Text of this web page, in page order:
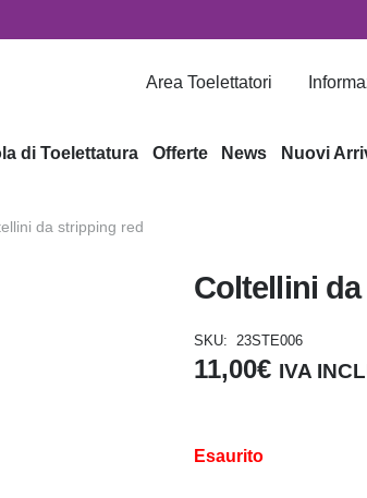
Area Toelettatori
di Toelettatura Offerte News Nuovi
da stripping red
Coltellini
SKU: 23STE006
11,00€ IVA
Esaurito